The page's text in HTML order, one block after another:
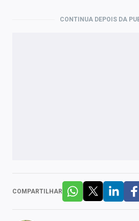
CONTINUA DEPOIS DA
COMPARTILHAR